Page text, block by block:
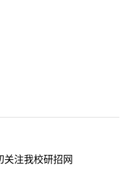
注我校研招网